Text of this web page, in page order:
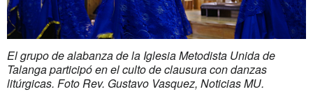
El grupo de alabanza de la Iglesia Metodista Unida de
Talanga participó en el culto de clausura con danzas
litúrgicas. Foto Rev. Gustavo Vasquez, Noticias MU.